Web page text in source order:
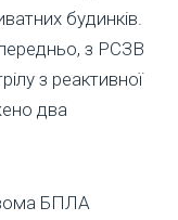
будинків.
з РСЗВ
з реактивної
два
БПЛА